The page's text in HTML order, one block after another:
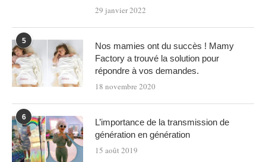
29 janvier 2022
5
Nos mamies ont du succès ! Mamy
Factory a trouvé la solution pour
répondre à vos demandes.
18 novembre 2020
6
L’importance de la transmission de
génération en génération
15 août 2019